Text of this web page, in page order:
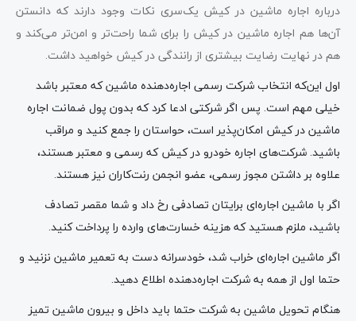
درباره اجاره ماشین در کیش یک‌سری نکات وجود دارند که دانستن
آن‌ها هم اجاره ماشین در کیش را برای شما راحت‌تر و امن‌تر می‌کند و
هم در نهایت رضایت بیشتری از رانندگی در کیش خواهید داشت.
اول این‌که انتخاب شرکت رسمی اجاره‌‌دهنده ماشین که معتبر باشد
خیلی مهم است. پس اگر شرکتی ادعا کرد که بدون پول ضمانت اجاره
ماشین در کیش امکان‌پذیر است، حواستان را جمع کنید و مراقب
باشید. شرکت‌های اجاره خودرو در کیش که رسمی و معتبر هستند،
علاوه بر داشتن مجوز رسمی، عضو انجمن رنت‌کاران نیز هستند.
اگر با ماشین اجاره‌ای برایتان تصادفی رخ داد و شما مقصر تصادف
باشید، ملزم هستید که هزینه خسارت‌های وارده را پرداخت کنید.
اگر ماشین اجاره‌ای خراب شد، خودسرانه دست به تعمیر ماشین نزنید و
حتما اول از همه به شرکت اجاره‌دهنده اطلاع دهید.
هنگام تحویل ماشین به شرکت حتما باید داخل و بیرون ماشین تمیز